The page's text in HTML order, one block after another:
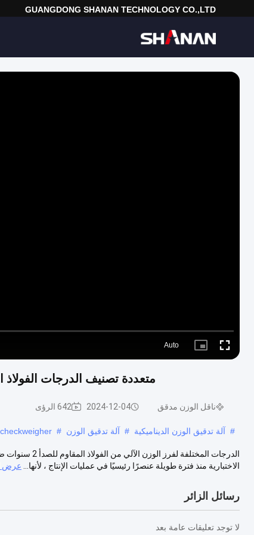
GUANGDONG SHANAN TECHNOLOGY CO.,LTD
Auto
Picture- Fullscreen
متعددة تصنيف الدرجات الفولاذ
ناقل الوزن مدقق 2024-12-04 642 الرؤى
# آلة تدقيق الوزن الديناميكية # آلة تدقيق الوزن # checkweigher الديناميكي
الاختبارية منذ فترة طويلة عنصرًا رئيسيًا في عمليات الإنتاج ، لأنها...
عرض
رسائل الزائر
لا توجد تعليقات عامة بعد